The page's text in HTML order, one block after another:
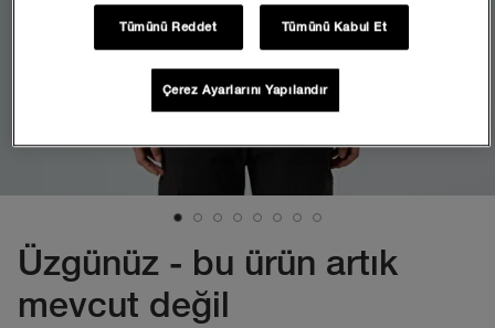
Üzgünüz - bu ürün artık
mevcut değil
Tümünü Reddet Tümünü Kabul Et
Çerez Ayarlarını Yapılandır